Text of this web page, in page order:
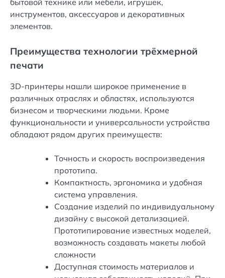
инструментов, аксессуаров и декоративных
элементов.
Преимущества технологии трёхмерной
печати
3D-принтеры нашли широкое применение в
различных отраслях и областях, используются
бизнесом и творческими людьми. Кроме
функциональности и универсальности устройства
обладают рядом других преимуществ:
Точность и скорость воспроизведения
прототипа.
Компактность, эргономика и удобная
система управления.
Создание изделий по индивидуальному
дизайну с высокой детализацией.
Прототипирование известных моделей,
возможность создавать макеты любой
сложности
Доступная стоимость материалов и